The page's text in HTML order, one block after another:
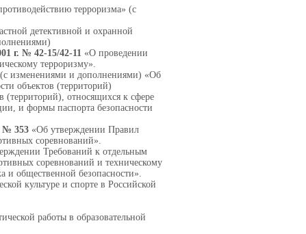
терроризма» (с
детективной и охранной
г. № 42-15/42-11 «О проведении
терроризму».
(с изменениями и дополнениями) «Об
объектов (территорий)
(территорий), относящихся к сфере
и формы паспорта безопасности
№ 353 «Об утверждении Правил
соревнований».
Требований к отдельным
соревнований и техническому
и общественной безопасности».
культуре и спорте в Российской
работы в образовательной